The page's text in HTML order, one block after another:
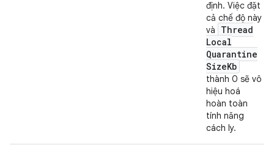
định. Việc đặt
cả chế độ này
và
Thread
Local
Quarantine
SizeKb
thành 0 sẽ vô
hiệu hoá
hoàn toàn
tính năng
cách ly.